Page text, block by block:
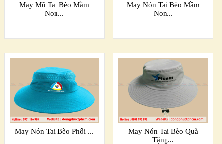
May Mũ Tai Bèo Mầm
Non...
May Nón Tai Bèo Mầm
Non...
May Nón Tai Bèo Phối ...
May Nón Tai Bèo Quà
Tặng...